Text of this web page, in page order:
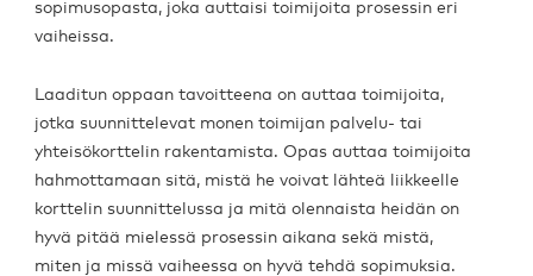
sopimusopasta, joka auttaisi toimijoita prosessin eri
vaiheissa.
Laaditun oppaan tavoitteena on auttaa toimijoita,
jotka suunnittelevat monen toimijan palvelu- tai
yhteisökorttelin rakentamista. Opas auttaa toimijoita
hahmottamaan sitä, mistä he voivat lähteä liikkeelle
korttelin suunnittelussa ja mitä olennaista heidän on
hyvä pitää mielessä prosessin aikana sekä mistä,
miten ja missä vaiheessa on hyvä tehdä sopimuksia.